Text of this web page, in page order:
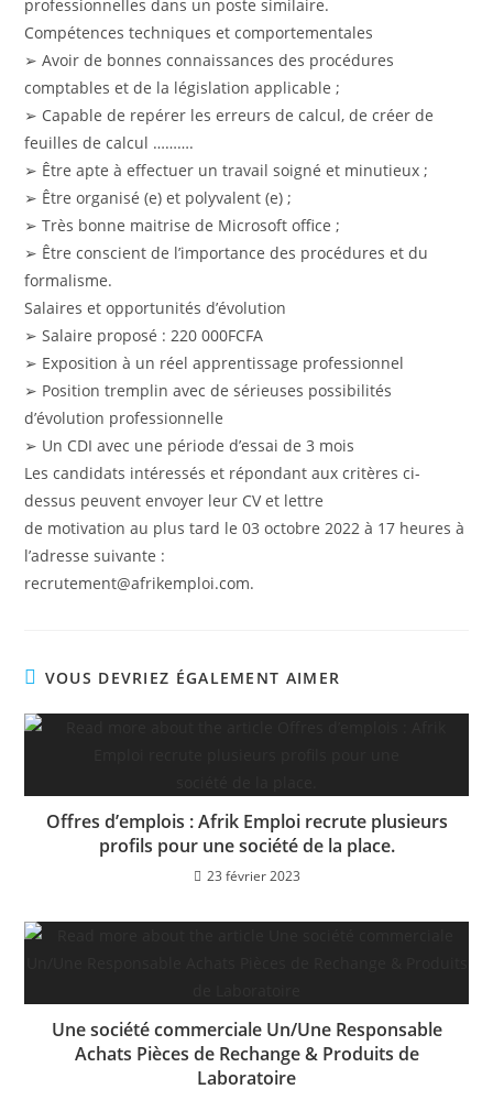
professionnelles dans un poste similaire.
Compétences techniques et comportementales
➢ Avoir de bonnes connaissances des procédures
comptables et de la législation applicable ;
➢ Capable de repérer les erreurs de calcul, de créer de
feuilles de calcul ……….
➢ Être apte à effectuer un travail soigné et minutieux ;
➢ Être organisé (e) et polyvalent (e) ;
➢ Très bonne maitrise de Microsoft office ;
➢ Être conscient de l’importance des procédures et du
formalisme.
Salaires et opportunités d’évolution
➢ Salaire proposé : 220 000FCFA
➢ Exposition à un réel apprentissage professionnel
➢ Position tremplin avec de sérieuses possibilités
d’évolution professionnelle
➢ Un CDI avec une période d’essai de 3 mois
Les candidats intéressés et répondant aux critères ci-
dessus peuvent envoyer leur CV et lettre
de motivation au plus tard le 03 octobre 2022 à 17 heures à
l’adresse suivante :
recrutement@afrikemploi.com.
VOUS DEVRIEZ ÉGALEMENT AIMER
Offres d’emplois : Afrik Emploi recrute plusieurs
profils pour une société de la place.
23 février 2023
Une société commerciale Un/Une Responsable
Achats Pièces de Rechange & Produits de
Laboratoire